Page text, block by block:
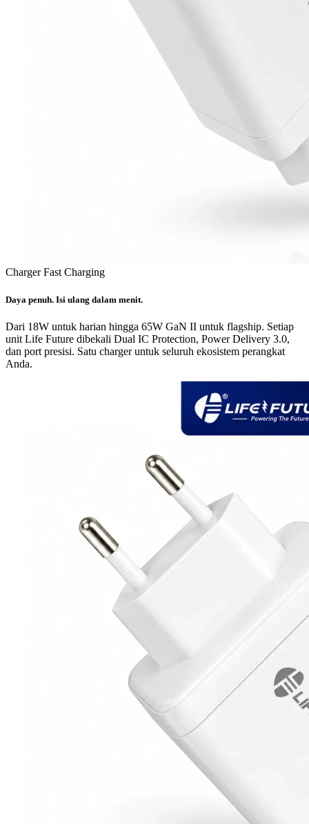
Charger Fast Charging
Daya penuh. Isi ulang dalam menit.
Dari 18W untuk harian hingga 65W GaN II untuk flagship. Setiap
unit Life Future dibekali Dual IC Protection, Power Delivery 3.0,
dan port presisi. Satu charger untuk seluruh ekosistem perangkat
Anda.